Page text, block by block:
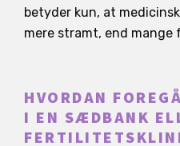
betyder kun, at
mere stramt, end mange
HVORDAN
I EN SÆDBANK